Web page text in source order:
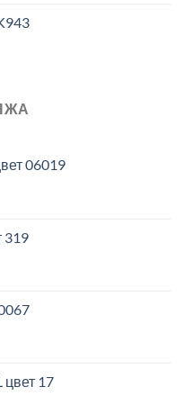
06019
319
цвет 17